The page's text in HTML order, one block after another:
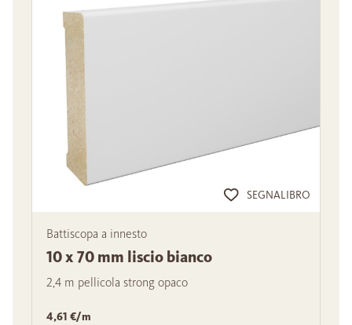
SEGNALIBRO
Battiscopa a innesto
10 x 70 mm liscio bianco
2,4 m pellicola strong opaco
4,61 €/m